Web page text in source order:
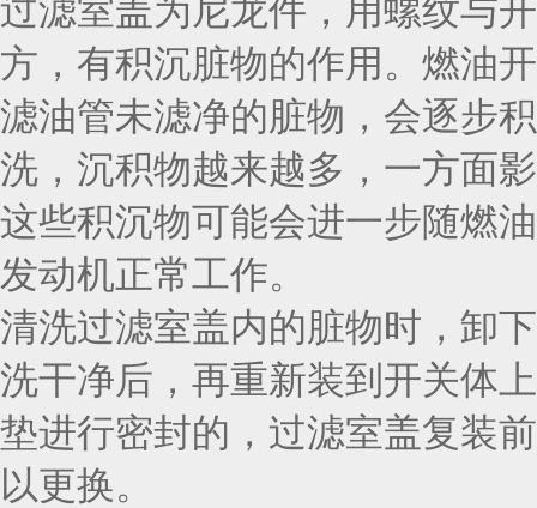
过滤室盖为尼龙件，用螺纹与
方，有积沉脏物的作用。燃油
滤油管未滤净的脏物，会逐步
洗，沉积物越来越多，一方面
这些积沉物可能会进一步随燃
发动机正常工作。
清洗过滤室盖内的脏物时，卸
洗干净后，再重新装到开关体
垫进行密封的，过滤室盖复装
以更换。